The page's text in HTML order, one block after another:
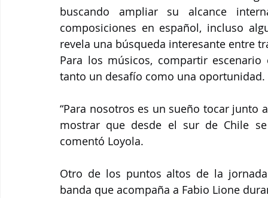
buscando ampliar su alcance
composiciones en español, incluso
revela una búsqueda interesante entre
Para los músicos, compartir
tanto un desafío como una oportunidad.
“Para nosotros es un sueño tocar junto
mostrar que desde el sur de Chile
comentó Loyola.
Otro de los puntos altos de la
banda que acompaña a Fabio Lione